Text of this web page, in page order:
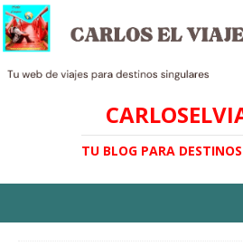
TU BLOG PARA